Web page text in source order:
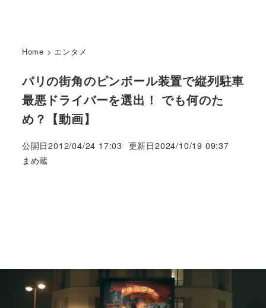
Home > エンタメ
パリの街角のピンボール装置で縦列駐車
最悪ドライバーを選出！ でも何のた
め？【動画】
公開日2012/04/24 17:03 更新日2024/10/19 09:37
著
まめ蔵